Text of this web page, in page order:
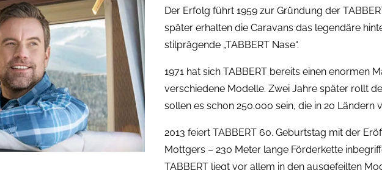
Der Erfolg führt 1959 zur Gründung der
später erhalten die Caravans das legendäre
stilprägende „TABBERT Nase“.
1971 hat sich TABBERT bereits einen enormen
verschiedene Modelle. Zwei Jahre später rollt
sollen es schon 250.000 sein, die in 20 Ländern
2013 feiert TABBERT 60. Geburtstag mit der
Mottgers – 230 Meter lange Förderkette
TABBERT liegt vor allem in den ausgefeilten